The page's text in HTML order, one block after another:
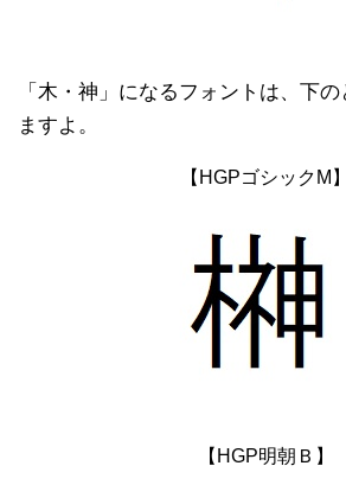
「木・神」になるフォントは、下
ますよ。
【HGPゴシックM】
【HGP明朝Ｂ】